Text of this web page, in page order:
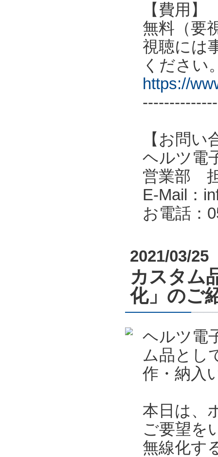
【費用】
無料（要
視聴には
ください
https://
【お問い
ヘルツ電
営業部
E-Mail：
お電話：
2021/03/25
カスタム
化」のご
ヘルツ電
ム品とし
作・納入
本日は、
ご要望を
無線化す